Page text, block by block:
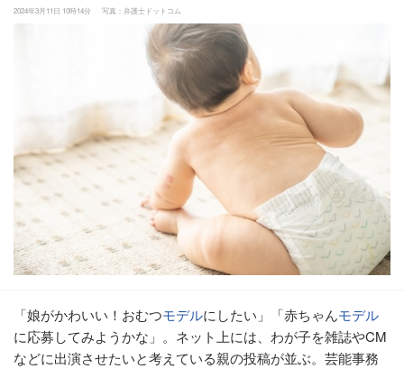
2024年3月11日 10時14分 写真：弁護士ドットコム
「娘がかわいい！おむつモデルにしたい」「赤ちゃんモデル
に応募してみようかな」。ネット上には、わが子を雑誌やCM
などに出演させたいと考えている親の投稿が並ぶ。芸能事務